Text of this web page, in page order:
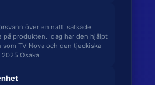
över en natt, satsade
på produkten. Idag har den hjälpt
TV Nova och den tjeckiska
Osaka.